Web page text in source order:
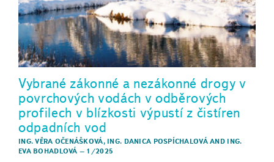
Vybrané zákonné a nezákonné drogy v
povrchových vodách v odběrových
profilech v blízkosti výpustí z čistíren
odpadních vod
ING. VĚRA OČENÁŠKOVÁ, ING. DANICA POSPÍCHALOVÁAND ING.
EVA BOHADLOVÁ – 1/2025